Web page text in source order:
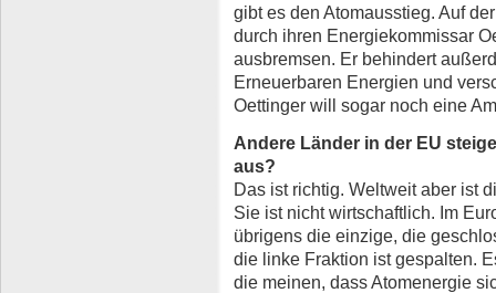
gibt es den Atomausstieg. Auf
durch ihren Energiekommissar
ausbremsen. Er behindert
Erneuerbaren Energien und
Oettinger will sogar noch eine
Andere Länder in der EU
aus?
Das ist richtig. Weltweit aber ist
Sie ist nicht wirtschaftlich. Im
übrigens die einzige, die
die linke Fraktion ist gespalten.
die meinen, dass Atomenergie